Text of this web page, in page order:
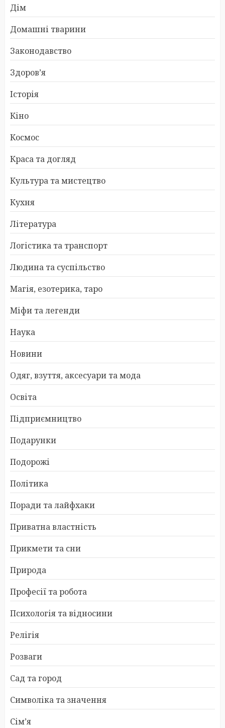
Дім
Домашні тварини
Законодавство
Здоров’я
Історія
Кіно
Космос
Краса та догляд
Культура та мистецтво
Кухня
Література
Логістика та транспорт
Людина та суспільство
Магія, езотерика, таро
Міфи та легенди
Наука
Новини
Одяг, взуття, аксесуари та мода
Освіта
Підприємництво
Подарунки
Подорожі
Політика
Поради та лайфхаки
Приватна властність
Прикмети та сни
Природа
Професії та робота
Психологія та відносини
Релігія
Розваги
Сад та город
Символіка та значення
Сім’я